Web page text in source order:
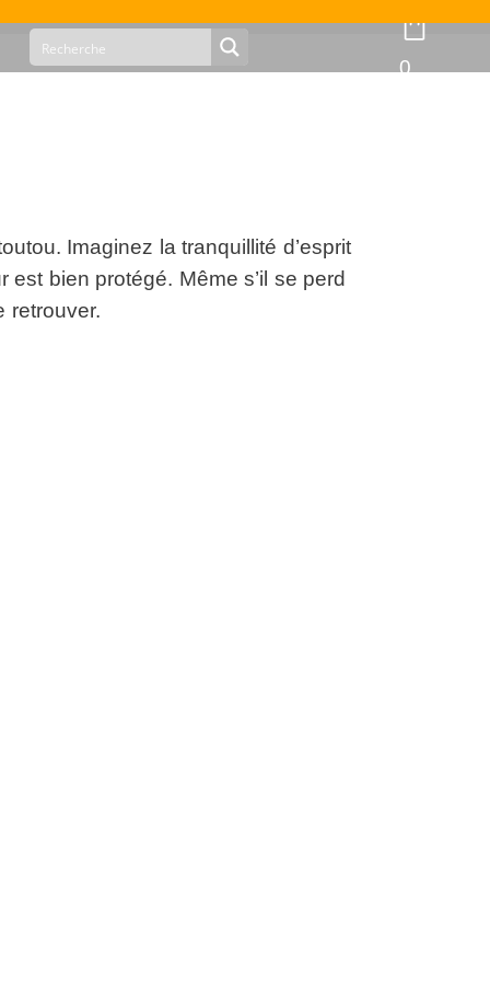
0
Imaginez la tranquillité d’esprit
bien protégé. Même s’il se perd
retrouver.